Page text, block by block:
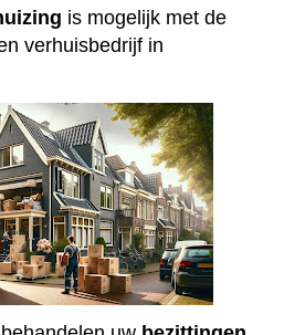
is mogelijk met de
verhuisbedrijf in